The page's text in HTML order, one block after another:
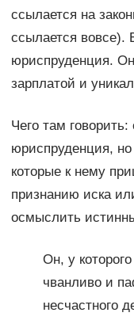
ссылается на
ссылается вовсе).
юриспруденция.
зарплатой и
Чего там
юриспруденция,
которые к нему
признанию иска
осмыслить
Он, у
чванливо и
несчастного